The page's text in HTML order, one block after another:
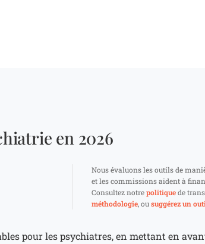
en 2026
Nous évaluons les outils de
et les commissions aident à
Consultez notrepolitiquede
méthodologie, ousuggérez un
pour les psychiatres, en mettant en